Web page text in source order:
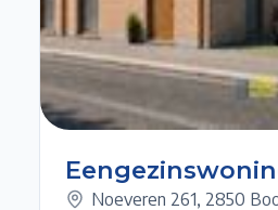
1/1
Noeveren 261, 2850